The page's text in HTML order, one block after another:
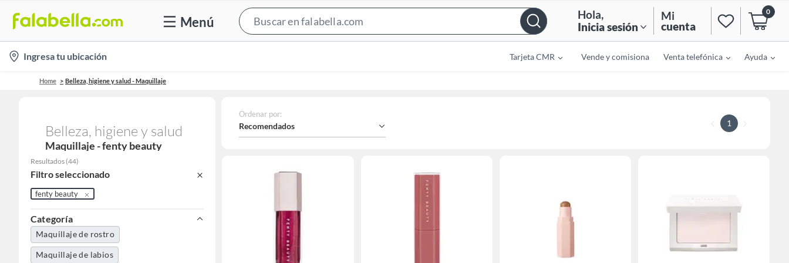
Menú
Bar
Hola,
Inicia sesión
Mi
cuenta
0
location-
icon
Ingresa tu ubicación Tarjeta CMR Vende y comisiona Venta telefónica Ayuda
Home Belleza, higiene y salud - Maquillaje
Belleza, higiene y salud
Maquillaje - fenty beauty
Resultados (44)
Filtro seleccionado
fenty beauty
Categoría
Maquillaje de rostro
Maquillaje de labios
Ordenar por:
Recomendados 1